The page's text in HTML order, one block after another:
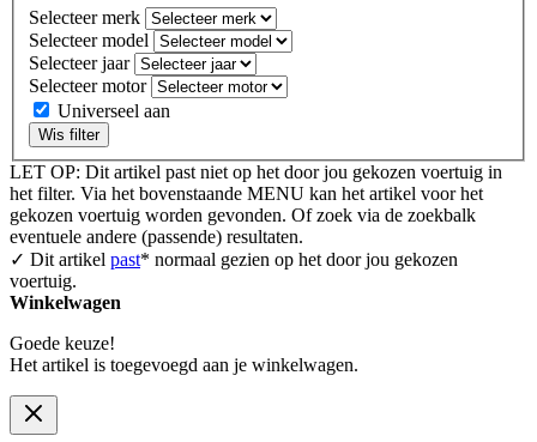
Selecteer merk
Selecteer model
Selecteer jaar
Selecteer motor
Universeel aan
Wis filter
LET OP: Dit artikel past niet op het door jou gekozen voertuig in
het filter. Via het bovenstaande MENU kan het artikel voor het
gekozen voertuig worden gevonden. Of zoek via de zoekbalk
eventuele andere (passende) resultaten.
✓ Dit artikel past* normaal gezien op het door jou gekozen
voertuig.
Winkelwagen
Goede keuze!
Het artikel is toegevoegd aan je winkelwagen.